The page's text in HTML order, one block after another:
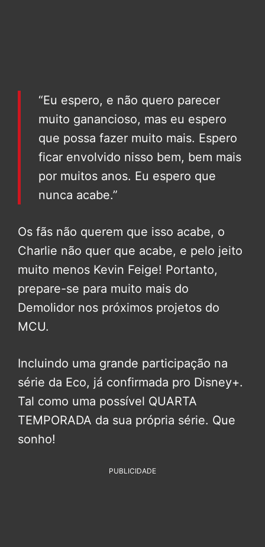
“Eu espero, e não quero parecer
muito ganancioso, mas eu espero
que possa fazer muito mais. Espero
ficar envolvido nisso bem, bem mais
por muitos anos. Eu espero que
nunca acabe.”
Os fãs não querem que isso acabe, o
Charlie não quer que acabe, e pelo jeito
muito menos Kevin Feige! Portanto,
prepare-se para muito mais do
Demolidor nos próximos projetos do
MCU.
Incluindo uma grande participação na
série da Eco, já confirmada pro Disney+.
Tal como uma possível QUARTA
TEMPORADA da sua própria série. Que
sonho!
PUBLICIDADE